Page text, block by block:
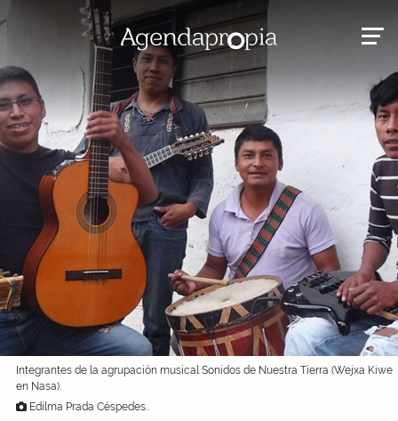
Integrantes de la agrupación musical Sonidos de Nuestra Tierra (Wejxa Kiwe
en Nasa).
Edilma Prada Céspedes..